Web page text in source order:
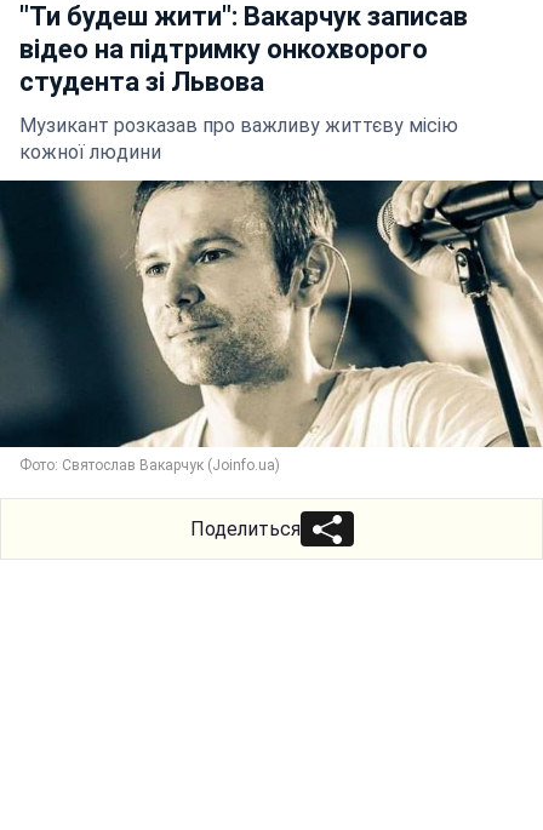
"Ти будеш жити": Вакарчук запиcав
відео на підтримку онкохворого
студента зі Львова
Музикант розказав про важливу життєву місію
кожної людини
Фото: Святослав Вакарчук (Joinfo.ua)
Поделиться